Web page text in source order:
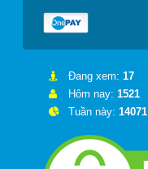
Đang xem: 17
Hôm nay: 1521
Tuần này: 14071